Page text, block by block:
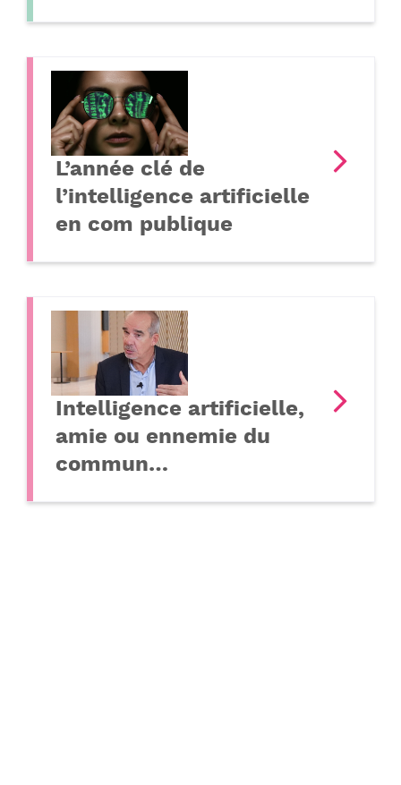
L’année clé de
l’intelligence artificielle
en com publique
Intelligence artificielle,
amie ou ennemie du
commun…